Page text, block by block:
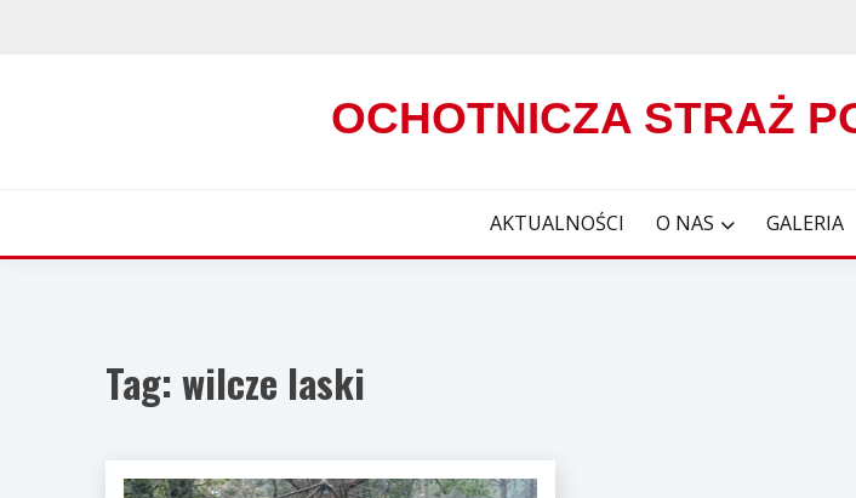
OCHOTNICZA STRAŻ
AKTUALNOŚCI O NAS GALERIA
Tag:wilcze laski